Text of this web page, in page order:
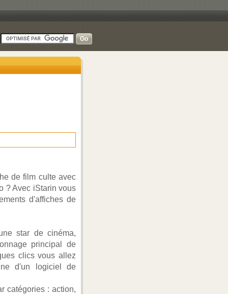
de film culte avec
? Avec iStarin vous
d'affiches de
star de cinéma,
principal de
clics vous allez
d'un logiciel de
catégories : action,